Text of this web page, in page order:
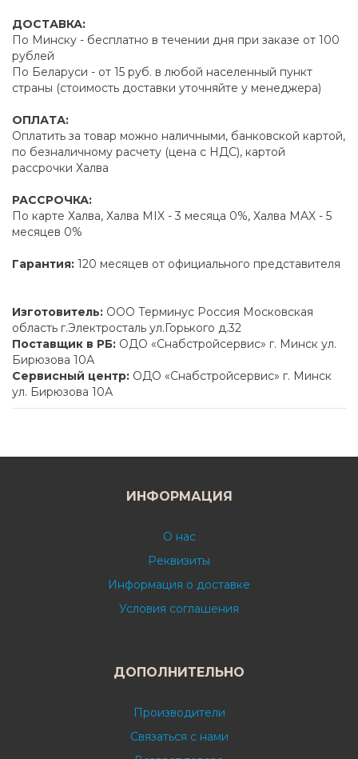
ДОСТАВКА:
По Минску - бесплатно в течении дня при заказе от 100
рублей
По Беларуси - от 15 руб. в любой населенный пункт
страны (стоимость доставки уточняйте у менеджера)
ОПЛАТА:
Оплатить за товар можно наличными, банковской картой,
по безналичному расчету (цена с НДС), картой
рассрочки Халва
РАССРОЧКА:
По карте Халва, Халва MIX - 3 месяца 0%, Халва MAX - 5
месяцев 0%
Гарантия: 120 месяцев от официального представителя
Изготовитель: ООО Терминус Россия Московская
область г.Электросталь ул.Горького д.32
Поставщик в РБ: ОДО «Снабстройсервис» г. Минск ул.
Бирюзова 10А
Сервисный центр: ОДО «Снабстройсервис» г. Минск
ул. Бирюзова 10А
ИНФОРМАЦИЯ
О нас
Реквизиты
Информация о доставке
Условия соглашения
ДОПОЛНИТЕЛЬНО
Производители
Связаться с нами